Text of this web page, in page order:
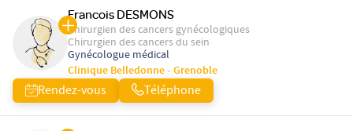
Francois DESMONS
Chirurgien des cancers gynécologiques
Chirurgien des cancers du sein
Gynécologue médical
Clinique Belledonne - Grenoble
Rendez-vous Téléphone